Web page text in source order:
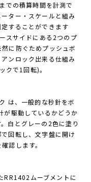
での積算時間を計測で
ター・スケールと組み
することができます
スサイドにある2つのプ
に防ぐためプッシュボ
ンロック出来る仕組み
クで1回転)。
は、一般的な秒針をボ
が駆動しているかどうか
白とグレーの2色に塗り
回転し、文字盤に開け
認します。
RR1402ムーブメントに